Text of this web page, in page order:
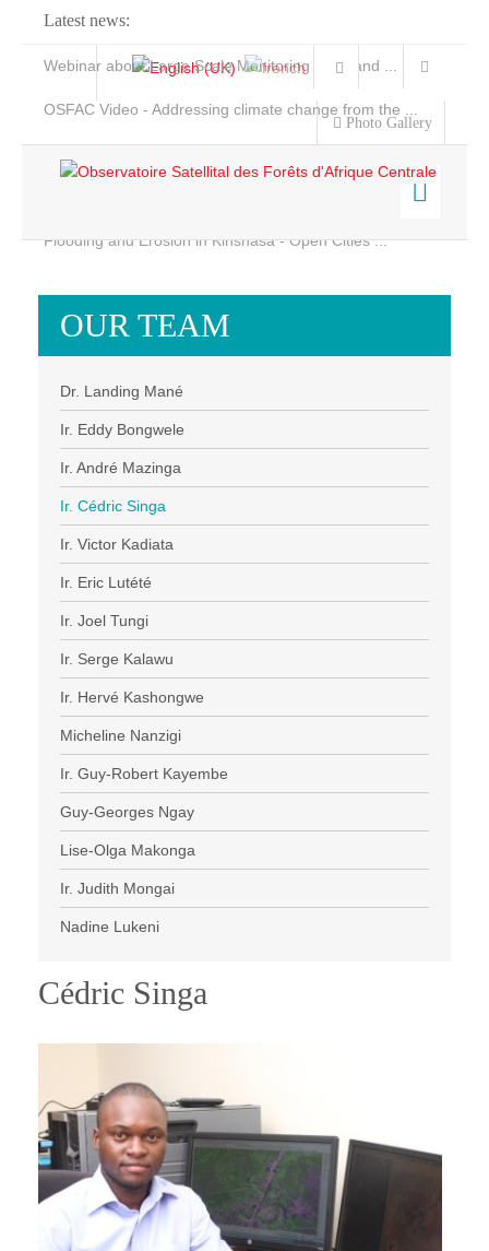
Latest news:
Webinar about Large Scale Monitoring and Land ...
OSFAC Video - Addressing climate change from the ...
Flooding and Erosion in Kinshasa - Open Cities ...
Photo Gallery
Home
Services
News & Stories
OUR TEAM
Dr. Landing Mané
Ir. Eddy Bongwele
Ir. André Mazinga
Ir. Cédric Singa
Ir. Victor Kadiata
Ir. Eric Lutété
Ir. Joel Tungi
Ir. Serge Kalawu
Ir. Hervé Kashongwe
Micheline Nanzigi
Ir. Guy-Robert Kayembe
Guy-Georges Ngay
Lise-Olga Makonga
Ir. Judith Mongai
Nadine Lukeni
Cédric Singa